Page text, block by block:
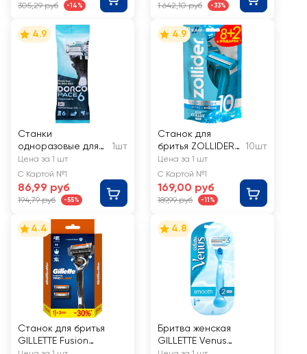
305,29 руб -14% 1 642,10 руб -33%
4.9
Станки
одноразовые для
бритья мужские
DORCO 6 лезвий
1шт
Цена за 1 шт
С Картой №1
86,99 руб
194,79 руб -55%
4.9
Станок для
бритья ZOLLIDER
Force 2 Basic, 2
лезвия,
одноразовый
10шт
Цена за 1 шт
С Картой №1
169,00 руб
189,99 руб -11%
4.4
Станок для бритья
GILLETTE Fusion
4.8
Бритва женская
GILLETTE Venus